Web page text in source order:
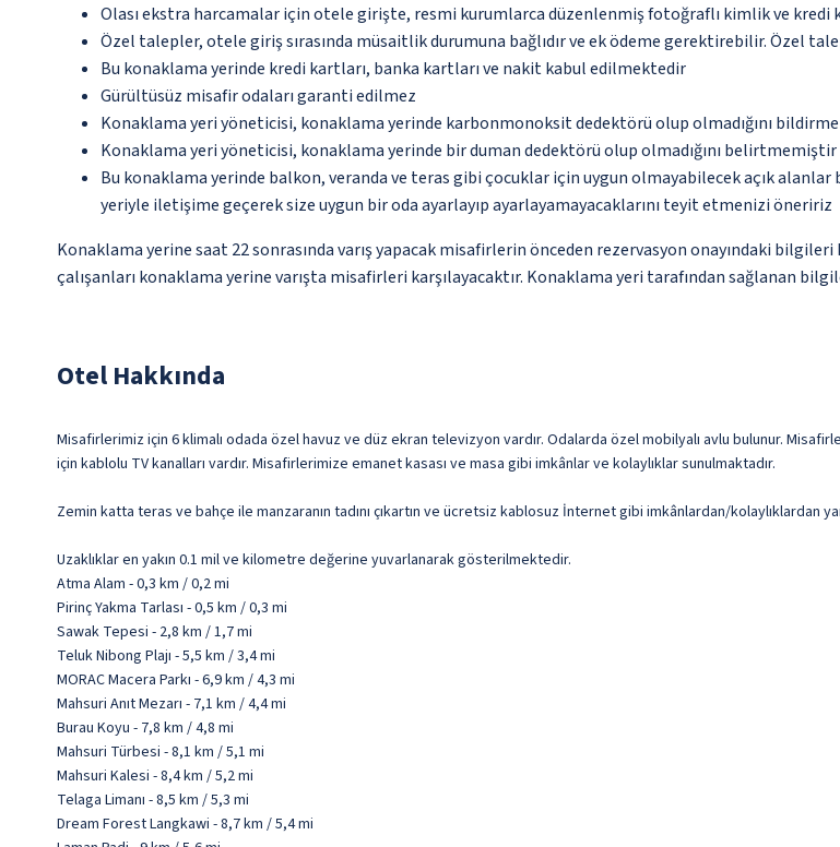
Olası ekstra harcamalar için otele girişte, resmi kurumlarca düzenlenmiş fotoğraflı kimlik ve kredi
Özel talepler, otele giriş sırasında müsaitlik durumuna bağlıdır ve ek ödeme gerektirebilir. Özel
Bu konaklama yerinde kredi kartları, banka kartları ve nakit kabul edilmektedir
Gürültüsüz misafir odaları garanti edilmez
Konaklama yeri yöneticisi, konaklama yerinde karbonmonoksit dedektörü olup olmadığını
Konaklama yeri yöneticisi, konaklama yerinde bir duman dedektörü olup olmadığını belirtmemiştir
Bu konaklama yerinde balkon, veranda ve teras gibi çocuklar için uygun olmayabilecek açık
yeriyle iletişime geçerek size uygun bir oda ayarlayıp ayarlayamayacaklarını teyit etmenizi öneririz
Konaklama yerine saat 22 sonrasında varış yapacak misafirlerin önceden rezervasyon onayındaki
çalışanları konaklama yerine varışta misafirleri karşılayacaktır. Konaklama yeri tarafından sağlanan
Otel Hakkında
Misafirlerimiz için 6 klimalı odada özel havuz ve düz ekran televizyon vardır. Odalarda özel mobilyalı avlu bulunur.
için kablolu TV kanalları vardır. Misafirlerimize emanet kasası ve masa gibi imkânlar ve kolaylıklar sunulmaktadır.
Zemin katta teras ve bahçe ile manzaranın tadını çıkartın ve ücretsiz kablosuz İnternet gibi imkânlardan/kolaylıklardan
Uzaklıklar en yakın 0.1 mil ve kilometre değerine yuvarlanarak gösterilmektedir.
Atma Alam - 0,3 km / 0,2 mi
Pirinç Yakma Tarlası - 0,5 km / 0,3 mi
Sawak Tepesi - 2,8 km / 1,7 mi
Teluk Nibong Plajı - 5,5 km / 3,4 mi
MORAC Macera Parkı - 6,9 km / 4,3 mi
Mahsuri Anıt Mezarı - 7,1 km / 4,4 mi
Burau Koyu - 7,8 km / 4,8 mi
Mahsuri Türbesi - 8,1 km / 5,1 mi
Mahsuri Kalesi - 8,4 km / 5,2 mi
Telaga Limanı - 8,5 km / 5,3 mi
Dream Forest Langkawi - 8,7 km / 5,4 mi